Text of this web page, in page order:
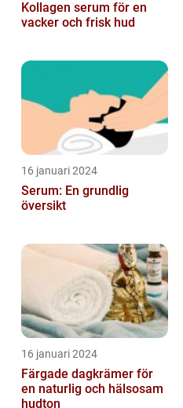
Kollagen serum för en
vacker och frisk hud
16 januari 2024
Serum: En grundlig
översikt
16 januari 2024
Färgade dagkrämer för
en naturlig och hälsosam
hudton